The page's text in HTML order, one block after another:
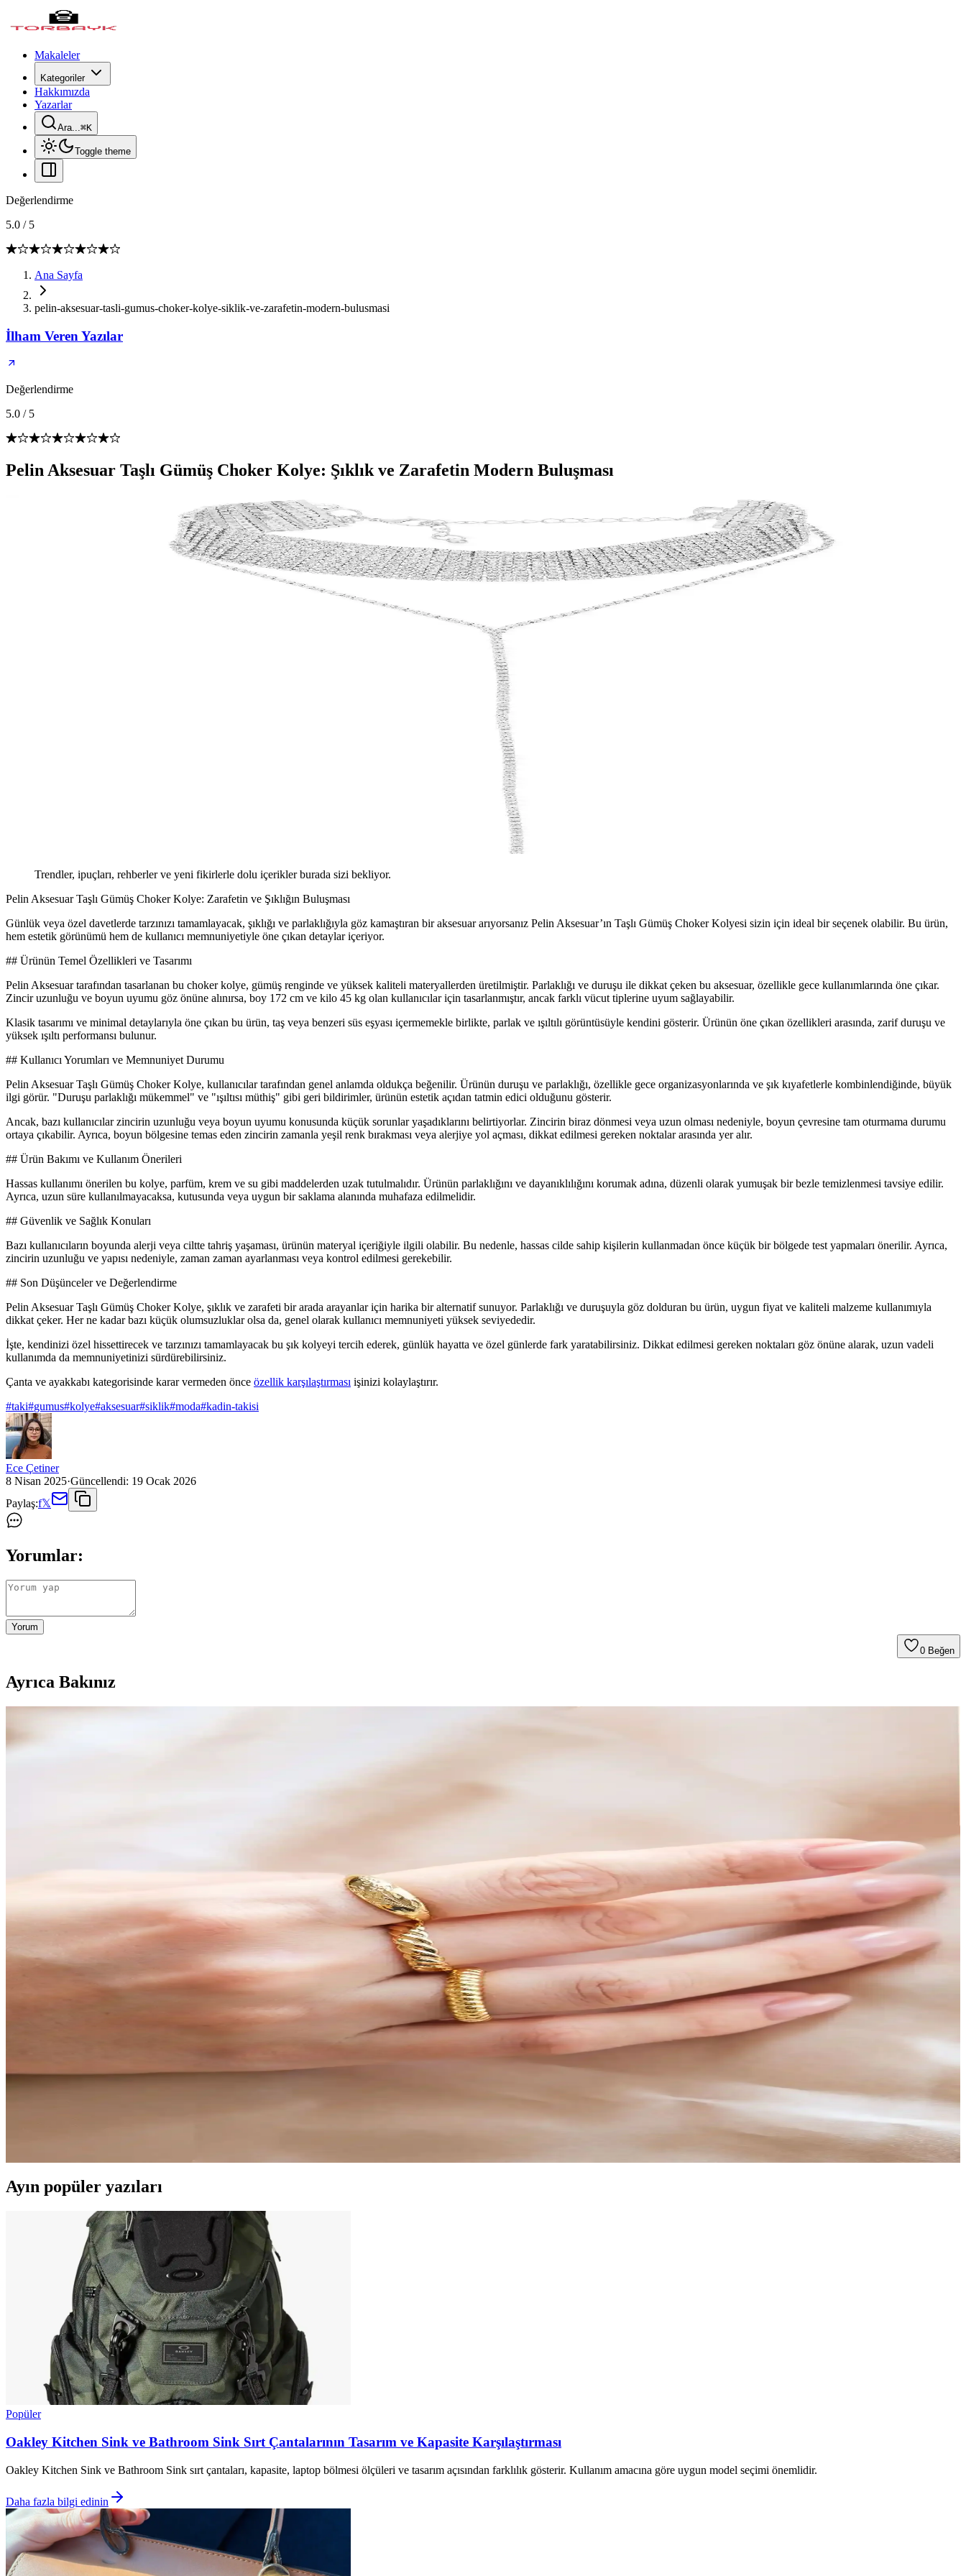
Makaleler
Kategoriler
Hakkımızda
Yazarlar
Ara...⌘K
Toggle theme
Değerlendirme
5.0 / 5
Ana Sayfa
pelin-aksesuar-tasli-gumus-choker-kolye-siklik-ve-zarafetin-modern-bulusmasi
İlham Veren Yazılar
Değerlendirme
5.0 / 5
Pelin Aksesuar Taşlı Gümüş Choker Kolye: Şıklık ve Zarafetin Modern Buluşması
Trendler, ipuçları, rehberler ve yeni fikirlerle dolu içerikler burada sizi bekliyor.
Pelin Aksesuar Taşlı Gümüş Choker Kolye: Zarafetin ve Şıklığın Buluşması
Günlük veya özel davetlerde tarzınızı tamamlayacak, şıklığı ve parlaklığıyla göz kamaştıran bir aksesuar arıyorsanız Pelin Aksesuar’ın Taşlı Gümüş Choker Kolyesi sizin için ideal bir seçenek olabilir. Bu ürün,
hem estetik görünümü hem de kullanıcı memnuniyetiyle öne çıkan detaylar içeriyor.
## Ürünün Temel Özellikleri ve Tasarımı
Pelin Aksesuar tarafından tasarlanan bu choker kolye, gümüş renginde ve yüksek kaliteli materyallerden üretilmiştir. Parlaklığı ve duruşu ile dikkat çeken bu aksesuar, özellikle gece kullanımlarında öne çıkar.
Zincir uzunluğu ve boyun uyumu göz önüne alınırsa, boy 172 cm ve kilo 45 kg olan kullanıcılar için tasarlanmıştır, ancak farklı vücut tiplerine uyum sağlayabilir.
Klasik tasarımı ve minimal detaylarıyla öne çıkan bu ürün, taş veya benzeri süs eşyası içermemekle birlikte, parlak ve ışıltılı görüntüsüyle kendini gösterir. Ürünün öne çıkan özellikleri arasında, zarif duruşu ve
yüksek ışıltı performansı bulunur.
## Kullanıcı Yorumları ve Memnuniyet Durumu
Pelin Aksesuar Taşlı Gümüş Choker Kolye, kullanıcılar tarafından genel anlamda oldukça beğenilir. Ürünün duruşu ve parlaklığı, özellikle gece organizasyonlarında ve şık kıyafetlerle kombinlendiğinde, büyük
ilgi görür. "Duruşu parlaklığı mükemmel" ve "ışıltısı müthiş" gibi geri bildirimler, ürünün estetik açıdan tatmin edici olduğunu gösterir.
Ancak, bazı kullanıcılar zincirin uzunluğu veya boyun uyumu konusunda küçük sorunlar yaşadıklarını belirtiyorlar. Zincirin biraz dönmesi veya uzun olması nedeniyle, boyun çevresine tam oturmama durumu
ortaya çıkabilir. Ayrıca, boyun bölgesine temas eden zincirin zamanla yeşil renk bırakması veya alerjiye yol açması, dikkat edilmesi gereken noktalar arasında yer alır.
## Ürün Bakımı ve Kullanım Önerileri
Hassas kullanımı önerilen bu kolye, parfüm, krem ve su gibi maddelerden uzak tutulmalıdır. Ürünün parlaklığını ve dayanıklılığını korumak adına, düzenli olarak yumuşak bir bezle temizlenmesi tavsiye edilir.
Ayrıca, uzun süre kullanılmayacaksa, kutusunda veya uygun bir saklama alanında muhafaza edilmelidir.
## Güvenlik ve Sağlık Konuları
Bazı kullanıcıların boyunda alerji veya ciltte tahriş yaşaması, ürünün materyal içeriğiyle ilgili olabilir. Bu nedenle, hassas cilde sahip kişilerin kullanmadan önce küçük bir bölgede test yapmaları önerilir. Ayrıca,
zincirin uzunluğu ve yapısı nedeniyle, zaman zaman ayarlanması veya kontrol edilmesi gerekebilir.
## Son Düşünceler ve Değerlendirme
Pelin Aksesuar Taşlı Gümüş Choker Kolye, şıklık ve zarafeti bir arada arayanlar için harika bir alternatif sunuyor. Parlaklığı ve duruşuyla göz dolduran bu ürün, uygun fiyat ve kaliteli malzeme kullanımıyla
dikkat çeker. Her ne kadar bazı küçük olumsuzluklar olsa da, genel olarak kullanıcı memnuniyeti yüksek seviyededir.
İşte, kendinizi özel hissettirecek ve tarzınızı tamamlayacak bu şık kolyeyi tercih ederek, günlük hayatta ve özel günlerde fark yaratabilirsiniz. Dikkat edilmesi gereken noktaları göz önüne alarak, uzun vadeli
kullanımda da memnuniyetinizi sürdürebilirsiniz.
Çanta ve ayakkabı kategorisinde karar vermeden önce özellik karşılaştırması işinizi kolaylaştırır.
#taki#gumus#kolye#aksesuar#siklik#moda#kadin-takisi
Ece Çetiner
8 Nisan 2025·Güncellendi: 19 Ocak 2026
Paylaş:f𝕏
Yorumlar:
Yorum
0 Beğen
Ayrıca Bakınız
Elika Silver ve Söğütlü Silver Gümüş Bileklik Karşılaştırması
RingBox Gümüş Renk Taşlı İki Sıra Kare Yüzük Modern Şıklık ve Dayanıklılık Sunar
Söğütlü Silver'in iki popüler kolyesini karşılaştırıyoruz. Mistik topaz taşlı mini yonca ve modern yonca tasarımıyla her tarzı tamamlayan bu takılar hakkında detaylar burada.
Denizdenal Gold Kalp Zincir Ayak Bilekliği Modern ve Şık Tasarımıyla Stilinizde Fark Yaratır
Denizdenal markasının altın renkli kalp detaylı ayak bilekliği, modern tasarımı ve hafifliğiyle günlük şıklığınızı tamamlar, enerjik ve zarif bir görünüm sunar.
Furtek Aksesuar ve SMPLEBOX Kolye Karşılaştırması: Hangi Model Sizin İçin Uygun
İki farklı kolye modeli olan Furtek Aksesuar ve SMPLEBOX hakkında detaylı karşılaştırma, özellikler, kullanıcı yorumları ve hangi modelin daha uygun olduğunu gösteriyor.
Doğaltaş Bileklikleri Karşılaştırması: Enerji Dengeleyici ve Şifa Amaçlı Modeller
İki popüler doğaltaş bileklik modeli olan Dejavu TR ve Ssilhoutte'nin özellikleri, kullanıcı yorumları ve karşılaştırmasıyla hangi ürünün ihtiyaçlarınıza uygun olduğunu keşfedin.
Misto Kalpli Arkadaşlık Bilekliği: Şık ve Anlamlı Dostluk Takısı Seçenekleri
Kalpli tasarımı ve altın kaplama malzemesiyle öne çıkan Misto arkadaşlık bilekliği, şıklık ve anlamı bir arada sunar. Günlük kullanım ve hediye seçenekleriyle dostluk bağlarını güçlendirir.
AURRARİ'nin 3'lü altın kaplama yüzük seti, farklı tasarımlarıyla her tarza uygun, dayanıklı ve şık takılar sunar. Günlük kullanıma ve özel günlere uygun, ayarlanabilir yapısıyla konfor sağlar.
Ayın popüler yazıları
Popüler
Oakley Kitchen Sink ve Bathroom Sink Sırt Çantalarının Tasarım ve Kapasite Karşılaştırması
Oakley Kitchen Sink ve Bathroom Sink sırt çantaları, kapasite, laptop bölmesi ölçüleri ve tasarım açısından farklılık gösterir. Kullanım amacına göre uygun model seçimi önemlidir.
Daha fazla bilgi edinin